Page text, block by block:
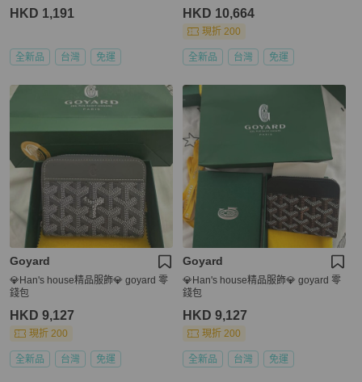
HKD 1,191
全新品 台灣 免運
HKD 10,664
現折 200
全新品 台灣 免運
Goyard
💎Han's house精品服飾💎 goyard 零
錢包
HKD 9,127
現折 200
全新品 台灣 免運
Goyard
💎Han's house精品服飾💎 goyard 零
錢包
HKD 9,127
現折 200
全新品 台灣 免運